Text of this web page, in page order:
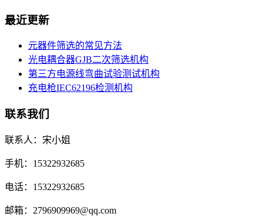
最近更新
元器件筛选的常见方法
光电耦合器GJB二次筛选机构
第三方电源线弯曲试验测试机构
充电枪IEC62196检测机构
联系我们
联系人：宋小姐
手机：15322932685
电话：15322932685
邮箱：2796909969@qq.com